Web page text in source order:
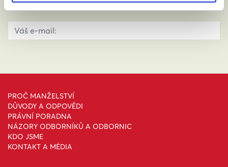
PROČ MANŽELSTVÍ
DŮVODY A ODPOVĚDI
PRÁVNÍ PORADNA
NÁZORY ODBORNÍKŮ A ODBORNIC
KDO JSME
KONTAKT A MÉDIA